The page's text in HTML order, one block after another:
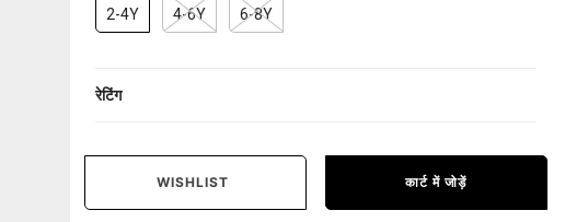
2-4Y 4-6Y 6-8Y
रेटिंग
WISHLIST कार्ट में जोड़ें